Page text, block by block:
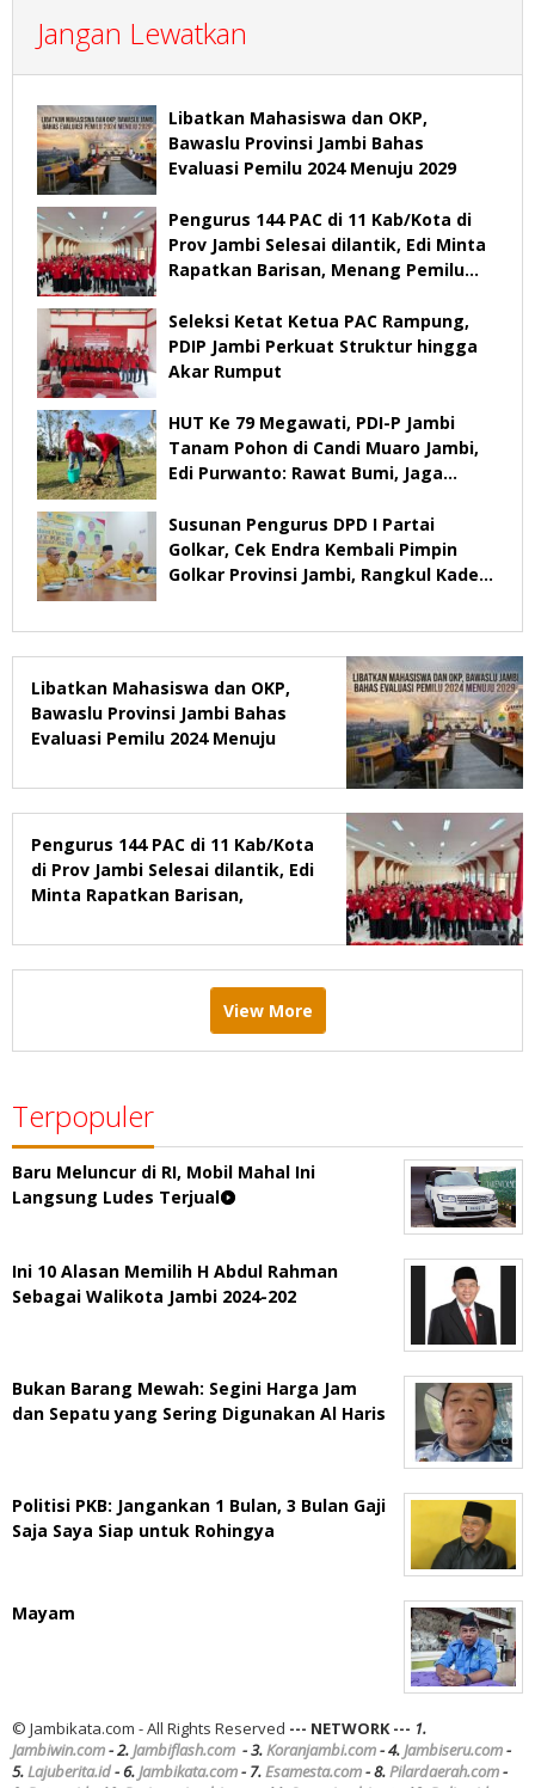
Jangan Lewatkan
Libatkan Mahasiswa dan OKP,
Bawaslu Provinsi Jambi Bahas
Evaluasi Pemilu 2024 Menuju 2029
Pengurus 144 PAC di 11 Kab/Kota di
Prov Jambi Selesai dilantik, Edi Minta
Rapatkan Barisan, Menang Pemilu
Seleksi Ketat Ketua PAC Rampung,
PDIP Jambi Perkuat Struktur hingga
Akar Rumput
HUT Ke 79 Megawati, PDI-P Jambi
Tanam Pohon di Candi Muaro Jambi,
Edi Purwanto: Rawat Bumi, Jaga
Susunan Pengurus DPD I Partai
Golkar, Cek Endra Kembali Pimpin
Golkar Provinsi Jambi, Rangkul Kader
Libatkan Mahasiswa dan OKP,
Bawaslu Provinsi Jambi Bahas
Evaluasi Pemilu 2024 Menuju
Pengurus 144 PAC di 11 Kab/Kota
di Prov Jambi Selesai dilantik, Edi
Minta Rapatkan Barisan,
View More
Terpopuler
Baru Meluncur di RI, Mobil Mahal Ini
Langsung Ludes Terjual
Ini 10 Alasan Memilih H Abdul Rahman
Sebagai Walikota Jambi 2024-202
Bukan Barang Mewah: Segini Harga Jam
dan Sepatu yang Sering Digunakan Al Haris
Politisi PKB: Jangankan 1 Bulan, 3 Bulan Gaji
Saja Saya Siap untuk Rohingya
Mayam
© Jambikata.com - All Rights Reserved --- NETWORK --- 1.
Jambiwin.com- 2.Jambiflash.com - 3.Koranjambi.com- 4.Jambiseru.com-
5.Lajuberita.id- 6.Jambikata.com- 7.Esamesta.com- 8.Pilardaerah.com-